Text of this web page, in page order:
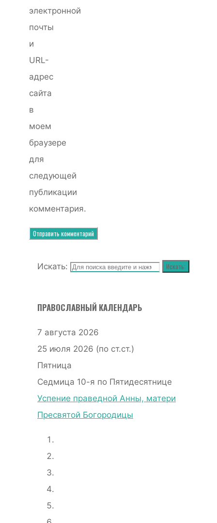
электронной
почты
и
URL-
адрес
сайта
в
моем
браузере
для
следующей
публикации
комментария.
Искать: Искать:
ПРАВОСЛАВНЫЙ КАЛЕНДАРЬ
7 августа 2026
25 июля 2026 (по ст.ст.)
Пятница
Седмица 10-я по Пятидесятнице
Успение праведной Анны, матери
Пресвятой Богородицы